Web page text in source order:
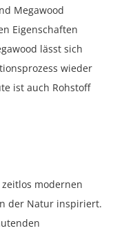
Megawood
Eigenschaften
lässt sich
wieder
ist auch Rohstoff
modernen
der Natur inspiriert.